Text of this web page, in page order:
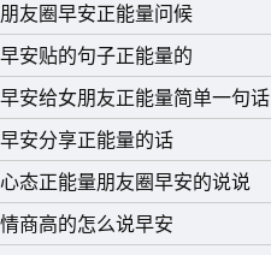
朋友圈早安正能量问候
早安贴的句子正能量的
早安给女朋友正能量简单一句话
早安分享正能量的话
心态正能量朋友圈早安的说说
情商高的怎么说早安